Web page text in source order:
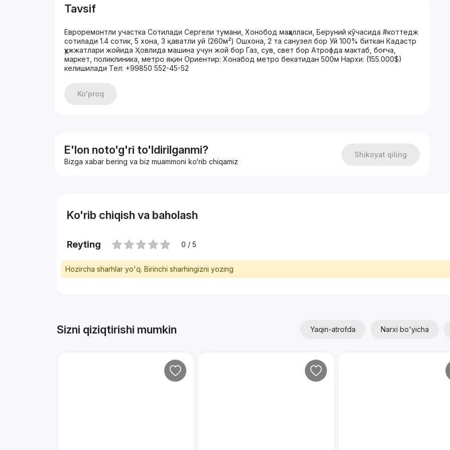
Tavsif
Евроремонтли участка Сотилади Сергели тумани, Хонобод маҳалласи, Беруний кўчасида #коттедж
сотилади 1.4 сотик, 5 хона, 3 қаватли уй (260м²) Ошхона, 2 та санузел бор Уй 100% биткан Кадастр
ҳужжатлари жойида Ҳовлида машина учун жой бор Газ, сув, свет бор Атрофда мактаб, боғча,
маркет, поликлиника, метро яқин Ориентир: Хонабод метро бекатидан 500м Нархи: (155.000$)
келишилади Тел: +99850 552-45-52
Ko'proq
E'lon noto'g'ri to'ldirilganmi?
Bizga xabar bering va biz muammoni ko‘rib chiqamiz
Shikoyat qiling
Ko'rib chiqish va baholash
Reyting 0 / 5
Hozircha sharhlar yo'q. Birinchi sharhingizni yozing
Sizni qiziqtirishi mumkin Yaqin-atrofda Narxi bo'yicha